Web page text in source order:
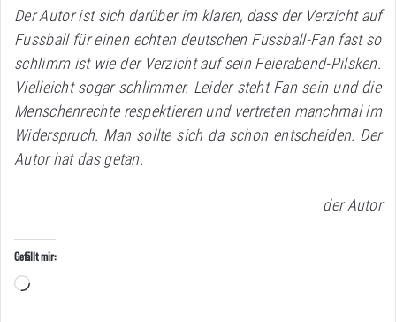
Der Autor ist sich darüber im klaren, dass der Verzicht auf
Fussball für einen echten deutschen Fussball-Fan fast so
schlimm ist wie der Verzicht auf sein Feierabend-Pilsken.
Vielleicht sogar schlimmer. Leider steht Fan sein und die
Menschenrechte respektieren und vertreten manchmal im
Widerspruch. Man sollte sich da schon entscheiden. Der
Autor hat das getan.
der Autor
Gefällt mir:
Wird